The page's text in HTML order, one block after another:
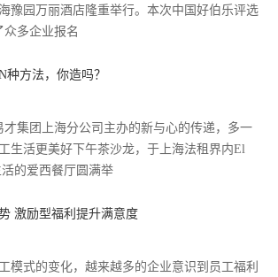
豫园万丽酒店隆重举行。本次中国好伯乐评选
众多企业报名
方法，你造吗？
才集团上海分公司主办的新与心的传递，多一
生活更美好下午茶沙龙，于上海法租界内El
的爱西餐厅圆满举
激励型福利提升满意度
模式的变化，越来越多的企业意识到员工福利